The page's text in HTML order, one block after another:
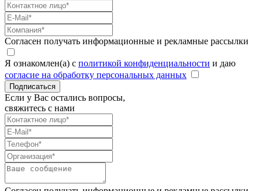
Согласен получать информационные и рекламные рассылки
Я ознакомлен(а) с политикой конфиденциальности и даю
согласие на обработку персональных данных
Подписаться
Если у Вас остались вопросы,
свяжитесь с нами